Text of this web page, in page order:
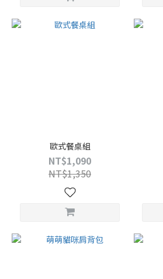
歐式餐桌組
NT$1,090
NT$1,350